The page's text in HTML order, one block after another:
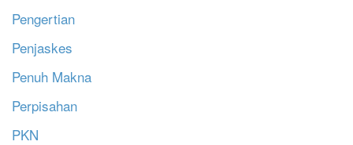
Pengertian
Penjaskes
Penuh Makna
Perpisahan
PKN